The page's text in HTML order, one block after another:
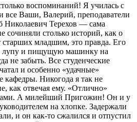
воспоминаний! Я училась с
все Ваши, Валерий, преподаватели
Николаевич Терехов — сама
сочиняли столько историй, как о
старших младшим, это правда. Его
и пищущую машинку на
не забыть. Все студенческие
и особенно «удачные»
кафедры. Никогода я так не
как отвечая ему. «Отлично»
А милейший Пригожин! Он и у
на хлопке. Задержали
и он как-то сжалился и отпустил